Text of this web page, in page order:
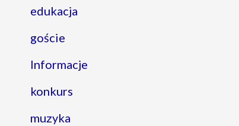
edukacja
goście
Informacje
konkurs
muzyka